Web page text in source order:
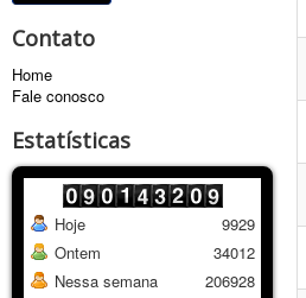
Contato
Home
Fale conosco
Estatísticas
Hoje
Ontem
Nessa semana
9929
34012
206928